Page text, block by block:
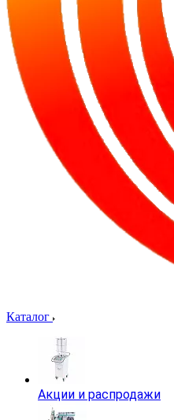
Каталог
Акции и распродажи